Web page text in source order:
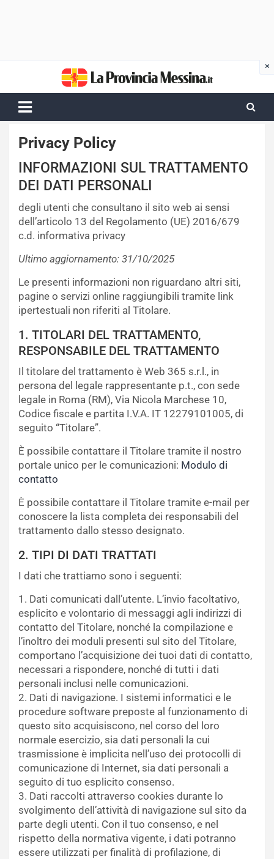
content
Privacy Policy
INFORMAZIONI SUL TRATTAMENTO
DEI DATI PERSONALI
degli utenti che consultano il sito web ai sensi
dell’articolo 13 del Regolamento (UE) 2016/679
c.d. informativa privacy
Ultimo aggiornamento: 31/10/2025
Le presenti informazioni non riguardano altri siti,
pagine o servizi online raggiungibili tramite link
ipertestuali non riferiti al Titolare.
1. TITOLARI DEL TRATTAMENTO,
RESPONSABILE DEL TRATTAMENTO
Il titolare del trattamento è Web 365 s.r.l., in
persona del legale rappresentante p.t., con sede
legale in Roma (RM), Via Nicola Marchese 10,
Codice fiscale e partita I.V.A. IT 12279101005, di
seguito “Titolare”.
È possibile contattare il Titolare tramite il nostro
portale unico per le comunicazioni: Modulo di
contatto
È possibile contattare il Titolare tramite e-mail per
conoscere la lista completa dei responsabili del
trattamento dallo stesso designato.
2. TIPI DI DATI TRATTATI
I dati che trattiamo sono i seguenti:
1. Dati comunicati dall’utente. L’invio facoltativo,
esplicito e volontario di messaggi agli indirizzi di
contatto del Titolare, nonché la compilazione e
l’inoltro dei moduli presenti sul sito del Titolare,
comportano l’acquisizione dei tuoi dati di contatto,
necessari a rispondere, nonché di tutti i dati
personali inclusi nelle comunicazioni.
2. Dati di navigazione. I sistemi informatici e le
procedure software preposte al funzionamento di
questo sito acquisiscono, nel corso del loro
normale esercizio, sia dati personali la cui
trasmissione è implicita nell’uso dei protocolli di
comunicazione di Internet, sia dati personali a
seguito di tuo esplicito consenso.
3. Dati raccolti attraverso cookies durante lo
svolgimento dell’attività di navigazione sul sito da
parte degli utenti. Con il tuo consenso, e nel
rispetto della normativa vigente, i dati potranno
essere utilizzati per finalità di profilazione, di